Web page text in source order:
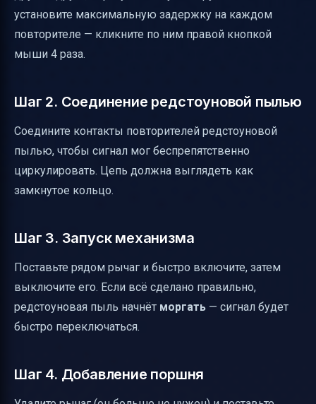
установите максимальную задержку на каждом
повторителе — кликните по ним правой кнопкой
мыши 4 раза.
Шаг 2. Соединение редстоуновой пылью
Соедините контакты повторителей редстоуновой
пылью, чтобы сигнал мог беспрепятственно
циркулировать. Цепь должна выглядеть как
замкнутое кольцо.
Шаг 3. Запуск механизма
Поставьте рядом рычаг и быстро включите, затем
выключите его. Если всё сделано правильно,
редстоуновая пыль начнёт моргать — сигнал будет
быстро переключаться.
Шаг 4. Добавление поршня